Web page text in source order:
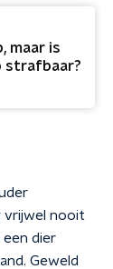
maar is
strafbaar?
vrijwel nooit
dier
Geweld